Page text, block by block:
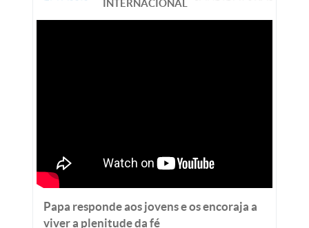
INTERNACIONAL
Papa responde aos jovens e os encoraja a
viver a plenitude da fé